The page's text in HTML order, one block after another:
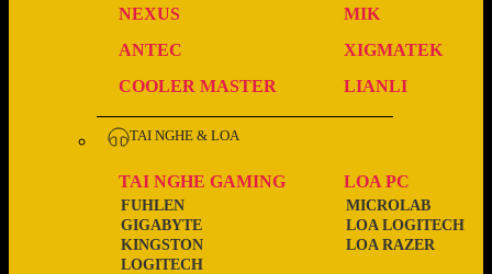
NEXUS
MIK
ANTEC
XIGMATEK
COOLER MASTER
LIANLI
TAI NGHE & LOA
TAI NGHE GAMING
LOGITECH
KINGSTON
GIGABYTE
FUHLEN
LOA PC
LOA RAZER
LOA LOGITECH
MICROLAB